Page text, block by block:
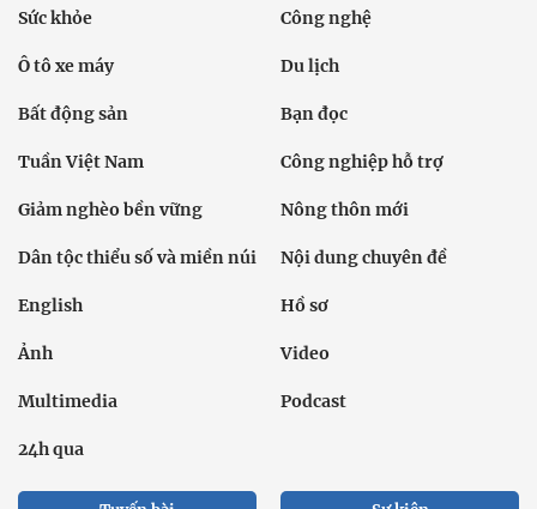
Sức khỏe Công nghệ
Ô tô xe máy Du lịch
Bất động sản Bạn đọc
Tuần Việt Nam Công nghiệp hỗ trợ
Giảm nghèo bền vững Nông thôn mới
Dân tộc thiểu số và miền núi Nội dung chuyên đề
English Hồ sơ
Ảnh Video
Multimedia Podcast
24h qua